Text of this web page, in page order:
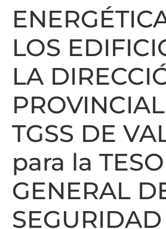
LOS
LA
TGSS DE
para la
GENERAL
SEGURIDAD